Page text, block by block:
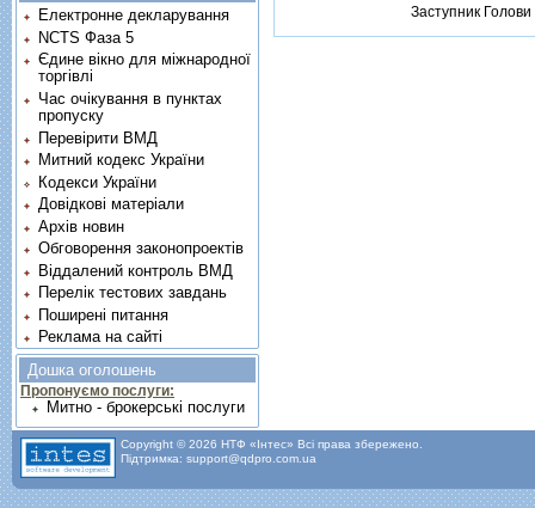
Заступник
Електронне декларування
NCTS Фаза 5
Єдине вікно для міжнародної
торгівлі
Час очікування в пунктах
пропуску
Перевірити ВМД
Митний кодекс України
Кодекси України
Довідкові матеріали
Архів новин
Обговорення законопроектів
Віддалений контроль ВМД
Перелік тестових завдань
Поширені питання
Реклама на сайті
Дошка оголошень
Пропонуємо послуги:
Митно - брокерські послуги
Copyright © 2026 НТФ «Інтес» Всі права збережено.
Підтримка: support@qdpro.com.ua